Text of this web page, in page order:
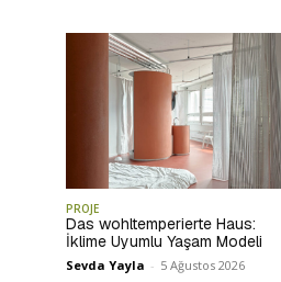
PROJE
Das wohltemperierte Haus:
İklime Uyumlu Yaşam Modeli
Sevda Yayla - 5 Ağustos 2026